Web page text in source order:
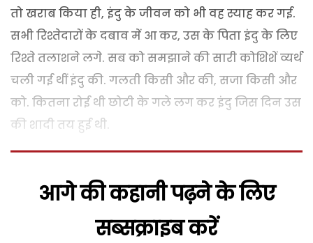
तो खराब किया ही, इंदु के जीवन को भी वह स्याह कर गई.
सभी रिश्तेदारों के दबाव में आ कर, उस के पिता इंदु के लिए
रिश्ते तलाशने लगे. सब को समझाने की सारी कोशिशें व्यर्थ
चली गई थीं इंदु की. गलती किसी और की, सजा किसी और
को. कितना रोई थी छोटी के गले लग कर इंदु जिस दिन उस
की शादी तय हुई थी.
आगे की कहानी पढ़ने के लिए
सब्सक्राइब करें